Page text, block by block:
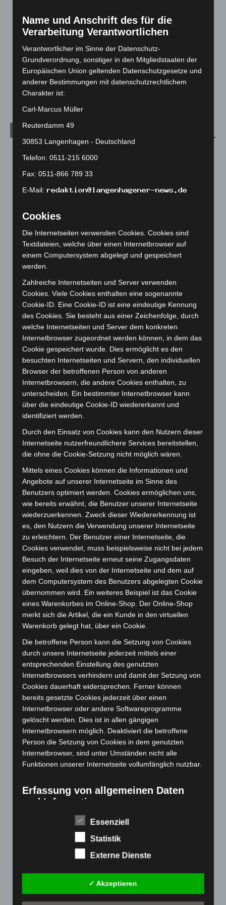
Leserbriefe
Über uns
Veranstaltungen
1.888
Welt
April 2026(99)
März 2026
(115)
Februar 2026 (109)
Januar 2026(122)
November 2025
(114)
Oktober 2025(112)
September 2025(93)
August 2025
Juli 2025 (90)
Juni 2025(103)
Mai 2025(112)
April 2025(88)
März 2025(111)
Januar 2025(88)
Dezember 2024(89)
November 2024(94)
Oktober 2024(93)
September 2024(112)
August 2024(107)
Juli 2024(89)
Juni 2024(107)
Mai 2024 (149)
April 2024
(102)
März 2024(103)
Februar 2024(103)
Januar 2024
(111)
Dezember 2023
(130)
November 2023(130)
Oktober 2023(114)
September 2023
(133)
August 2023(134)
Juli 2023(118)
Juni 2023(142)
Mai 2023 (139)
April 2023(155)
Februar 2023(154)
(130)
(167)
(166)
Juli 2022(133)
Name und Anschrift des für die
Verarbeitung Verantwortlichen
Verantwortlicher im Sinne der Datenschutz-
Grundverordnung, sonstiger in den Mitgliedstaaten der
Europäischen Union geltenden Datenschutzgesetze und
anderer Bestimmungen mit datenschutzrechtlichem
Charakter ist:
Carl-Marcus Müller
Reuterdamm 49
30853 Langenhagen - Deutschland
Telefon: 0511-215 6000
Fax: 0511-866 789 33
E-Mail:
Cookies
Die Internetseiten verwenden Cookies. Cookies sind
Textdateien, welche über einen Internetbrowser auf
einem Computersystem abgelegt und gespeichert
werden.
Zahlreiche Internetseiten und Server verwenden
Cookies. Viele Cookies enthalten eine sogenannte
Cookie-ID. Eine Cookie-ID ist eine eindeutige Kennung
des Cookies. Sie besteht aus einer Zeichenfolge, durch
welche Internetseiten und Server dem konkreten
Internetbrowser zugeordnet werden können, in dem das
Cookie gespeichert wurde. Dies ermöglicht es den
besuchten Internetseiten und Servern, den individuellen
Browser der betroffenen Person von anderen
Internetbrowsern, die andere Cookies enthalten, zu
unterscheiden. Ein bestimmter Internetbrowser kann
über die eindeutige Cookie-ID wiedererkannt und
identifiziert werden.
Durch den Einsatz von Cookies kann den Nutzern dieser
Internetseite nutzerfreundlichere Services bereitstellen,
die ohne die Cookie-Setzung nicht möglich wären.
Mittels eines Cookies können die Informationen und
Angebote auf unserer Internetseite im Sinne des
Benutzers optimiert werden. Cookies ermöglichen uns,
wie bereits erwähnt, die Benutzer unserer Internetseite
wiederzuerkennen. Zweck dieser Wiedererkennung ist
es, den Nutzern die Verwendung unserer Internetseite
zu erleichtern. Der Benutzer einer Internetseite, die
Cookies verwendet, muss beispielsweise nicht bei jedem
Besuch der Internetseite erneut seine Zugangsdaten
eingeben, weil dies von der Internetseite und dem auf
dem Computersystem des Benutzers abgelegten Cookie
übernommen wird. Ein weiteres Beispiel ist das Cookie
eines Warenkorbes im Online-Shop. Der Online-Shop
merkt sich die Artikel, die ein Kunde in den virtuellen
Warenkorb gelegt hat, über ein Cookie.
Die betroffene Person kann die Setzung von Cookies
durch unsere Internetseite jederzeit mittels einer
entsprechenden Einstellung des genutzten
Internetbrowsers verhindern und damit der Setzung von
Cookies dauerhaft widersprechen. Ferner können
bereits gesetzte Cookies jederzeit über einen
Internetbrowser oder andere Softwareprogramme
gelöscht werden. Dies ist in allen gängigen
Internetbrowsern möglich. Deaktiviert die betroffene
Person die Setzung von Cookies in dem genutzten
Internetbrowser, sind unter Umständen nicht alle
Funktionen unserer Internetseite vollumfänglich nutzbar.
Erfassung von allgemeinen Daten
und Informationen
Die Internetseite erfasst mit jedem Aufruf der
Internetseite durch eine betroffene Person oder ein
automatisiertes System eine Reihe von allgemeinen
Daten und Informationen. Diese allgemeinen Daten und
gespeichert. Erfasst werden können die (1) verwendeten
Browsertypen und Versionen, (2) das vom zugreifenden
System verwendete Betriebssystem, (3) die
Essenziell
Statistik
Externe Dienste
✓ Akzeptieren